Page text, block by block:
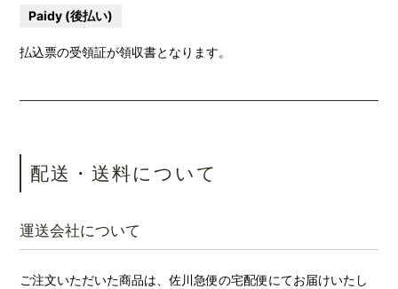
Paidy (後払い)
払込票の受領証が領収書となります。
配送・送料について
運送会社について
ご注文いただいた商品は、佐川急便の宅配便にてお届けいたし